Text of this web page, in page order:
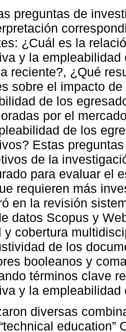
preguntas de
¿Cuál es la
y la
reciente?, ¿Qué
sobre el impacto
de los
por el
de los
Estas
de la
para evaluar el
requieren más
en la revisión
datos Scopus y
y cobertura
de los
booleanos y
términos clave
y la empleabilidad
diversas
education”